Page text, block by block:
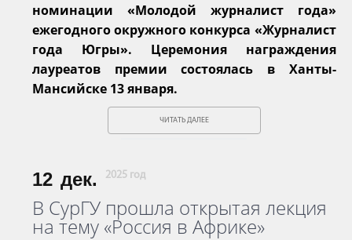
номинации «Молодой журналист года»
ежегодного окружного конкурса «Журналист
года Югры». Церемония награждения
лауреатов премии состоялась в Ханты-
Мансийске 13 января.
ЧИТАТЬ ДАЛЕЕ
12 дек. 2025 год
В СурГУ прошла открытая лекция
на тему «Россия в Африке»